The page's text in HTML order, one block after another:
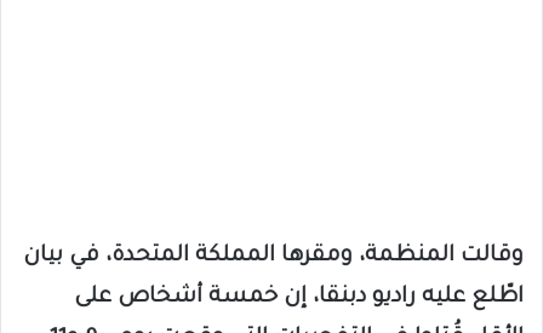
وقالت المنظمة، ومقرها المملكة المتحدة، في بيان
اطّلع عليه راديو دبنقا، إن خمسة أشخاص على